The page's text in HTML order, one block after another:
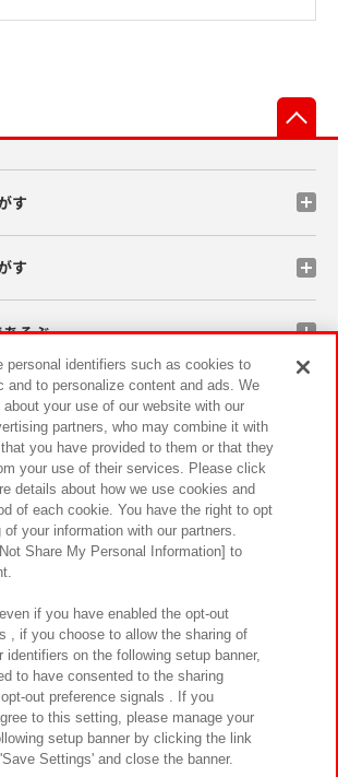
す
す
そぶ
ンペーン
サステナビリティ サイトポリシー
ー ウェブアクセシビリティ方針と検証結果
まとともに
ント対応方針 よくあるご質問・お問い合わせ
©Bandai Namco Amusement Inc.
personal identifiers such as cookies to
and to personalize content and ads. We
your use of our website with our
partners, who may combine it with
you have provided to them or that they
your use of their services. Please click
details about how we use cookies and
of each cookie. You have the right to opt
of your information with our partners.
Share My Personal Information] to
if you have enabled the opt-out
, if you choose to allow the sharing of
identifiers on the following setup banner,
to have consented to the sharing
out preference signals . If you
to this setting, please manage your
setup banner by clicking the link
Settings' and close the banner.